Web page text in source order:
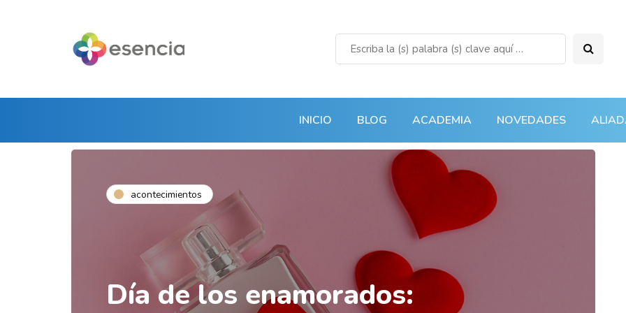
INICIO BLOG ACADEMIA NOVEDADES
acontecimientos
Día de los enamorados: